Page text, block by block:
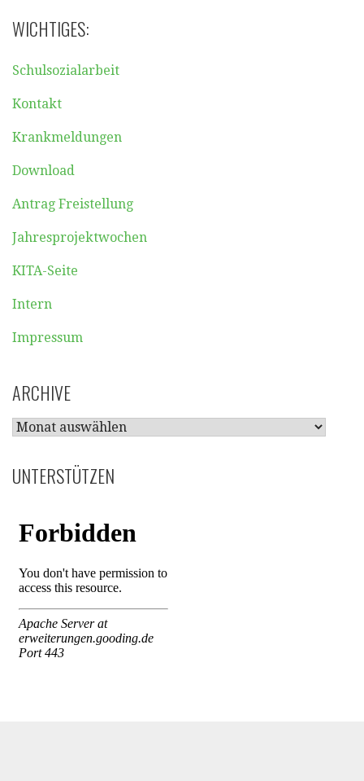
WICHTIGES:
Schulsozialarbeit
Kontakt
Krankmeldungen
Download
Antrag Freistellung
Jahresprojektwochen
KITA-Seite
Intern
Impressum
ARCHIVE
ARCHIVE
UNTERSTÜTZEN